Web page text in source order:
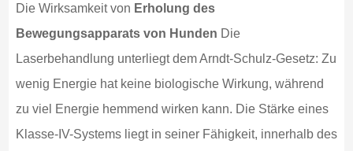
Die Wirksamkeit von Erholung des
Bewegungsapparats von Hunden Die
Laserbehandlung unterliegt dem Arndt-Schulz-Gesetz: Zu
wenig Energie hat keine biologische Wirkung, während
zu viel Energie hemmend wirken kann. Die Stärke eines
Klasse-IV-Systems liegt in seiner Fähigkeit, innerhalb des